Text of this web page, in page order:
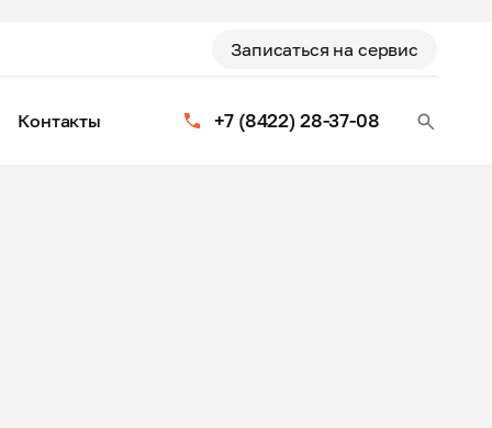
Записаться на сервис
+7 (8422) 28-37-08
Контакты